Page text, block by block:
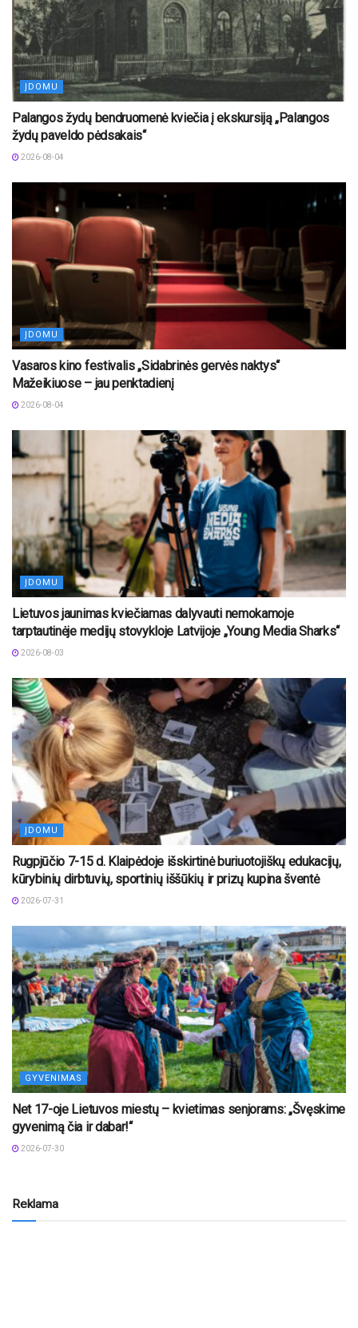
ĮDOMU
Palangos žydų bendruomenė kviečia į ekskursiją „Palangos
žydų paveldo pėdsakais“
2026-08-04
ĮDOMU
Vasaros kino festivalis „Sidabrinės gervės naktys“
Mažeikiuose – jau penktadienį
2026-08-04
ĮDOMU
Lietuvos jaunimas kviečiamas dalyvauti nemokamoje
tarptautinėje medijų stovykloje Latvijoje „Young Media Sharks“
2026-08-03
ĮDOMU
Rugpjūčio 7-15 d. Klaipėdoje išskirtinė buriuotojiškų edukacijų,
kūrybinių dirbtuvių, sportinių iššūkių ir prizų kupina šventė
2026-07-31
GYVENIMAS
Net 17-oje Lietuvos miestų – kvietimas senjorams: „Švęskime
gyvenimą čia ir dabar!“
2026-07-30
Reklama